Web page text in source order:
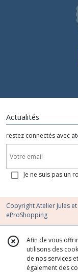
Actualités
restez connectés avec
Je ne suis pas un
Copyright Atelier Jules
eProShopping
Afin de vous
utilisons des
de nos services
également des